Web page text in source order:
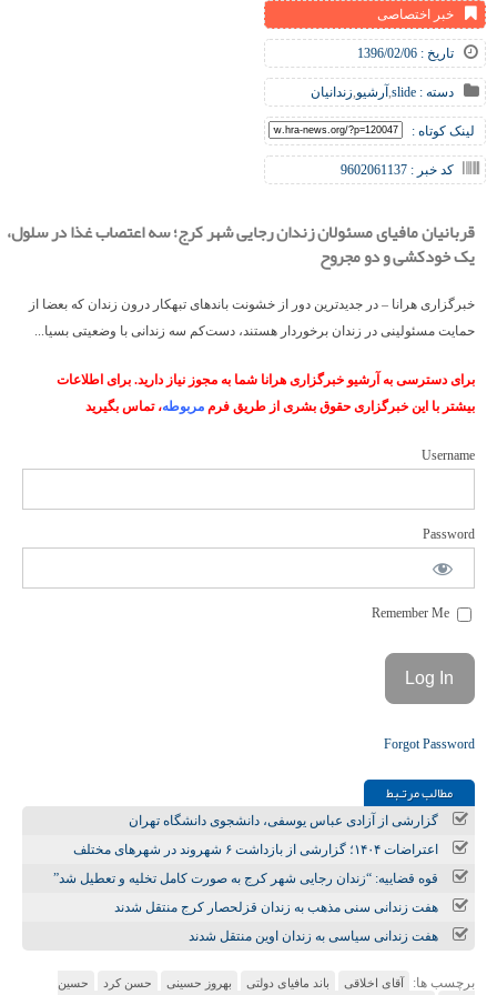
خبر اختصاصی
تاریخ : 1396/02/06
دسته : slide
,آرشیو,زندانیان
لینک کوتاه :
کد خبر : 9602061137
قربانیان مافیای مسئولان زندان رجایی شهر کرج؛ سه اعتصاب غذا در سلول،
یک خودکشی و دو مجروح
خبرگزاری هرانا – در جدیدترین دور از خشونت باندهای تبهکار درون زندان که بعضا از
حمایت مسئولینی در زندان برخوردار هستند، دست‌کم سه زندانی با وضعیتی بسیا...
برای دسترسی به آرشیو خبرگزاری هرانا شما به مجوز نیاز دارید. برای اطلاعات
بیشتر با این خبرگزاری حقوق بشری از طریق فرم مربوطه، تماس بگیرید
Username
Password
Forgot Password
مطالب مرتـبط
گزارشی از آزادی عباس یوسفی، دانشجوی دانشگاه تهران
اعتراضات ۱۴۰۴؛ گزارشی از بازداشت ۶ شهروند در شهرهای مختلف
قوه قضاییه: “زندان رجایی شهر کرج به صورت کامل تخلیه و تعطیل شد”
هفت زندانی سنی مذهب به زندان قزلحصار کرج منتقل شدند
هفت زندانی سیاسی به زندان اوین منتقل شدند
برچسب ها: آقای اخلاقی باند مافیای دولتی بهروز حسینی حسن کرد حسین